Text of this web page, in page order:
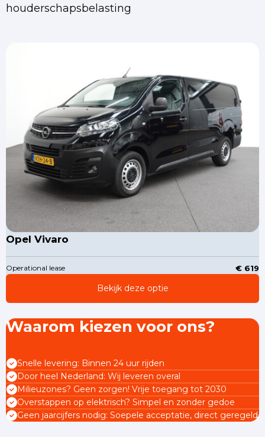
houderschapsbelasting
Opel Vivaro
Operational lease € 619
Bekijk deze optie
Waarom kiezen voor ons?
Snelle levering: Binnen 24 uur rijden
Door heel Nederland: Wij leveren overal
Milieuzones? Geen zorgen! Vrije toegang tot 2030
Overstappen op elektrisch? Simpel en zonder gedoe
Geen jaarcijfers nodig: Soepele acceptatie, direct geregeld